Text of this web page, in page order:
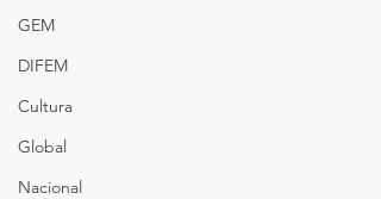
GEM
DIFEM
Cultura
Global
Nacional